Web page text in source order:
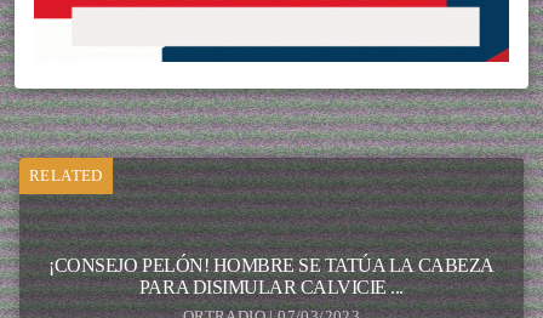
RELATED
¡CONSEJO PELÓN! HOMBRE SE TATÚA LA CABEZA
PARA DISIMULAR CALVICIE ...